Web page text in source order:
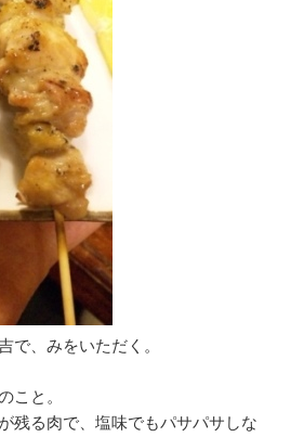
で、みをいただく。
こと。
残る肉で、塩味でもパサパサしな